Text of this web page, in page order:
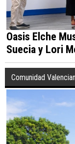
Oasis Elche
Suecia y Lori
Comunidad